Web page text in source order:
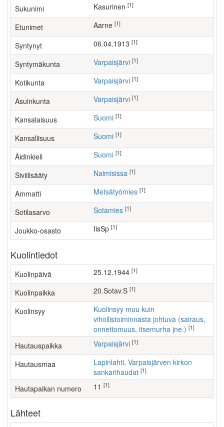
Sukunimi Kasurinen [1]
Etunimet Aarne [1]
Syntynyt 06.04.1913 [1]
Syntymäkunta Varpaisjärvi [1]
Kotikunta Varpaisjärvi [1]
Asuinkunta Varpaisjärvi [1]
Kansalaisuus Suomi [1]
Kansallisuus Suomi [1]
Äidinkieli Suomi [1]
Siviilisääty Naimisissa [1]
Ammatti metsätyömies [1]
Sotilasarvo Sotamies [1]
Joukko-osasto IisSp [1]
Kuolintiedot
Kuolinpäivä 25.12.1944 [1]
Kuolinpaikka 20.Sotav.S [1]
Kuolinsyy
Kuolinsyy muu kuin
vihollistoiminnasta johtuva (sairaus,
onnettomuus, itsemurha jne.) [1]
Hautauspaikka Varpaisjärvi [1]
Hautausmaa
Lapinlahti, Varpaisjärven kirkon
sankarihaudat [1]
Hautapaikan numero 11 [1]
Lähteet